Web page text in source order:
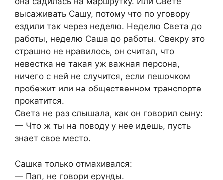
высаживать Сашу, потому что по уговору
ездили так через неделю. Неделю Света до
работы, неделю Саша до работы. Свекру это
страшно не нравилось, он считал, что
невестка не такая уж важная персона,
ничего с ней не случится, если пешочком
пробежит или на общественном транспорте
прокатится.
Света не раз слышала, как он говорил сыну:
— Что ж ты на поводу у нее идешь, пусть
знает свое место.
Сашка только отмахивался:
— Пап, не говори ерунды.